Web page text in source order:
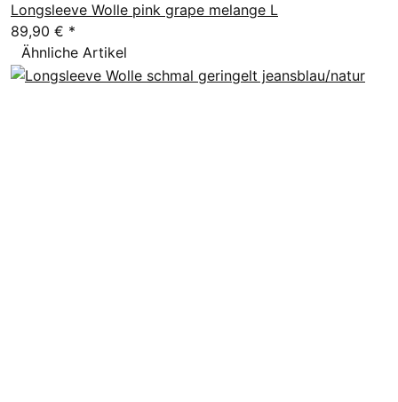
Longsleeve Wolle pink grape melange L
89,90 € *
Ähnliche Artikel